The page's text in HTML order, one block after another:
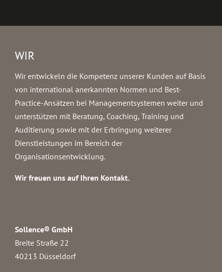
WIR
Wir entwickeln die Kompetenz unserer Kunden auf Basis
von international anerkannten Normen und Best-
Practice-Ansätzen bei Managementsystemen weiter und
unterstützen mit Beratung, Coaching, Training und
Auditierung sowie mit der Erbringung weiterer
Dienstleistungen im Bereich der
Organisationsentwicklung.
Wir freuen uns auf Ihren Kontakt.
Sollence® GmbH
Breite Straße 22
40213 Düsseldorf